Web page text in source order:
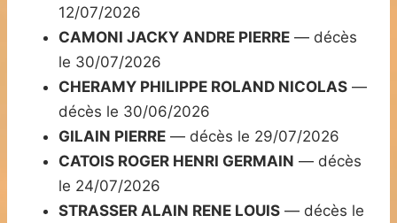
12/07/2026
CAMONI JACKY ANDRE PIERRE — décès
le 30/07/2026
CHERAMY PHILIPPE ROLAND NICOLAS —
décès le 30/06/2026
GILAIN PIERRE — décès le 29/07/2026
CATOIS ROGER HENRI GERMAIN — décès
le 24/07/2026
STRASSER ALAIN RENE LOUIS — décès le